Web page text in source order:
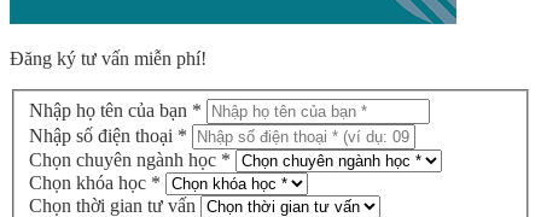
Đăng ký tư vấn miễn phí!
Nhập họ tên của bạn *
Nhập số điện thoại *
Chọn chuyên ngành học *
Chọn khóa học *
Chọn thời gian tư vấn